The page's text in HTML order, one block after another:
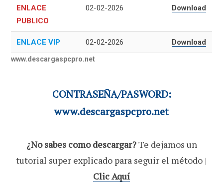
ENLACE
PUBLICO
02-02-2026 Download
ENLACE VIP 02-02-2026 Download
www.descargaspcpro.net
CONTRASEÑA/PASWORD:
www.descargaspcpro.net
¿No sabes como descargar?Te dejamos un
tutorial super explicado para seguir el método |
Clic Aquí